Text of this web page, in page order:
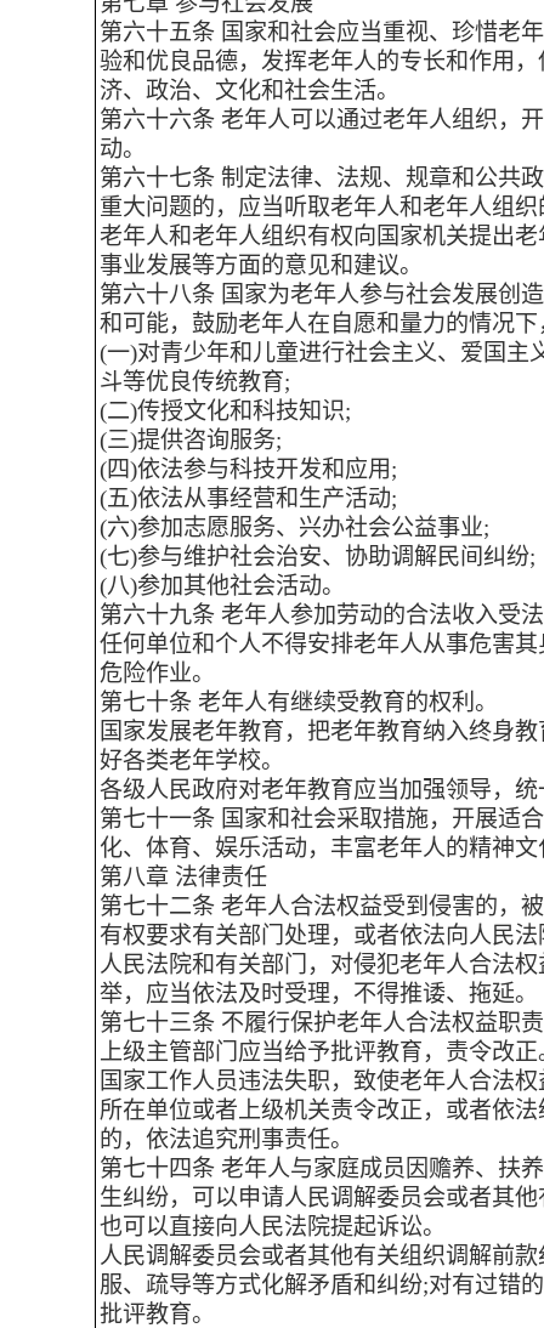
第六十五条 国家和社会应当重视、珍惜老
验和优良品德，发挥老年人的专长和作用
济、政治、文化和社会生活。
第六十六条 老年人可以通过老年人组织，
动。
第六十七条 制定法律、法规、规章和公共
重大问题的，应当听取老年人和老年人组织
老年人和老年人组织有权向国家机关提出
事业发展等方面的意见和建议。
第六十八条 国家为老年人参与社会发展创
和可能，鼓励老年人在自愿和量力的情况
(一)对青少年和儿童进行社会主义、爱国主
斗等优良传统教育;
(二)传授文化和科技知识;
(三)提供咨询服务;
(四)依法参与科技开发和应用;
(五)依法从事经营和生产活动;
(六)参加志愿服务、兴办社会公益事业;
(七)参与维护社会治安、协助调解民间纠纷;
(八)参加其他社会活动。
第六十九条 老年人参加劳动的合法收入受
任何单位和个人不得安排老年人从事危害
危险作业。
第七十条 老年人有继续受教育的权利。
国家发展老年教育，把老年教育纳入终身
好各类老年学校。
各级人民政府对老年教育应当加强领导，
第七十一条 国家和社会采取措施，开展适
化、体育、娱乐活动，丰富老年人的精神文
第八章 法律责任
第七十二条 老年人合法权益受到侵害的，
有权要求有关部门处理，或者依法向人民
人民法院和有关部门，对侵犯老年人合法
举，应当依法及时受理，不得推诿、拖延。
第七十三条 不履行保护老年人合法权益职
上级主管部门应当给予批评教育，责令改正
国家工作人员违法失职，致使老年人合法
所在单位或者上级机关责令改正，或者依
的，依法追究刑事责任。
第七十四条 老年人与家庭成员因赡养、扶
生纠纷，可以申请人民调解委员会或者其
也可以直接向人民法院提起诉讼。
人民调解委员会或者其他有关组织调解前
服、疏导等方式化解矛盾和纠纷;对有过错
批评教育。